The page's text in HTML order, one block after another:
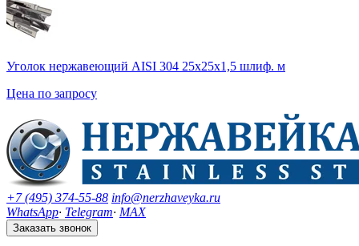
Уголок нержавеющий AISI 304 25х25х1,5 шлиф. м
Цена по запросу
+7 (495) 374-55-88 info@nerzhaveyka.ru
WhatsApp· Telegram· MAX
Заказать звонок